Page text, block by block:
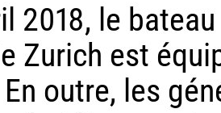
2018, le
Zurich est
outre, les